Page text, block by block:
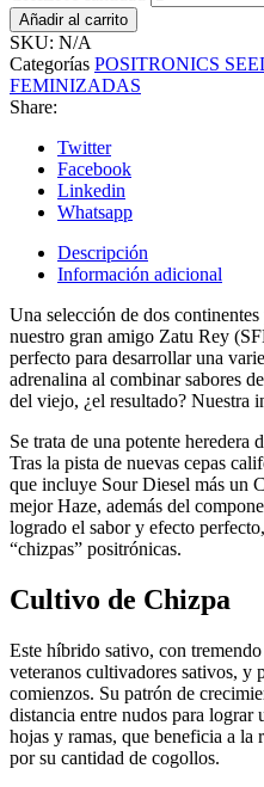
Añadir al carrito
SKU: N/A
Categorías POSITRONICS
FEMINIZADAS
Share:
Twitter
Facebook
Linkedin
Whatsapp
Descripción
Información adicional
Una selección de dos
nuestro gran amigo Zatu Rey
perfecto para desarrollar una
adrenalina al combinar sabores
del viejo, ¿el resultado? Nuestra
Se trata de una potente heredera
Tras la pista de nuevas cepas
que incluye Sour Diesel más un
mejor Haze, además del
logrado el sabor y efecto
“chizpas” positrónicas.
Cultivo de Chizpa
Este híbrido sativo, con
veteranos cultivadores sativos, y
comienzos. Su patrón de
distancia entre nudos para lograr
hojas y ramas, que beneficia a la
por su cantidad de cogollos.